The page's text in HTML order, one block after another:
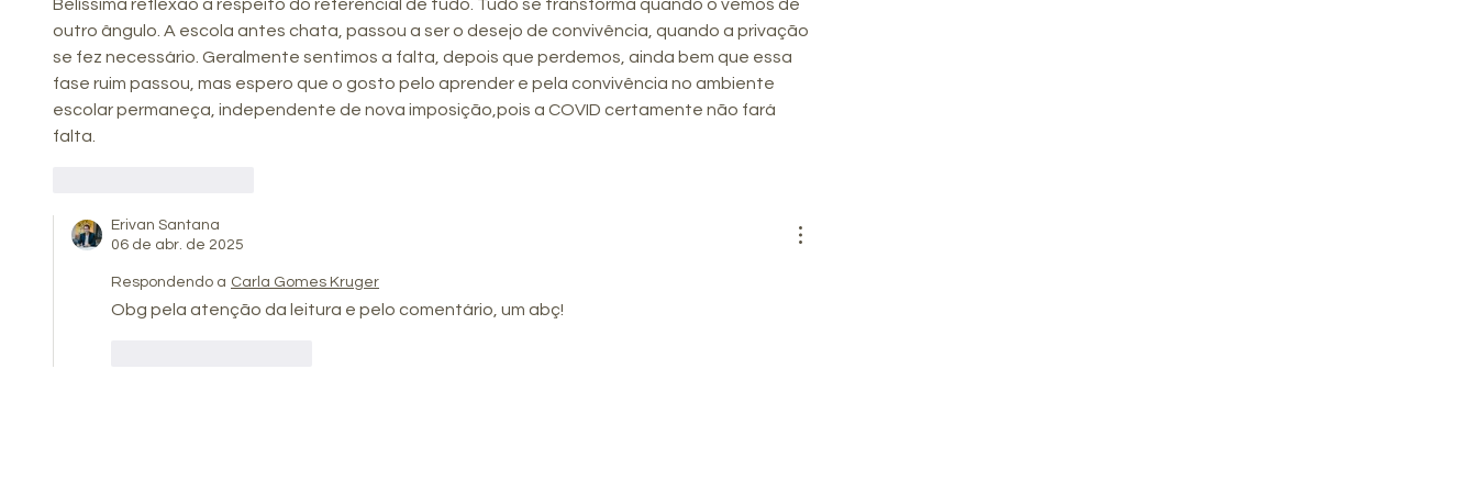
Belíssima reflexão a respeito do referencial de tudo. Tudo se transforma quando o vemos de
outro ângulo. A escola antes chata, passou a ser o desejo de convivência, quando a privação
se fez necessário. Geralmente sentimos a falta, depois que perdemos, ainda bem que essa
fase ruim passou, mas espero que o gosto pelo aprender e pela convivência no ambiente
escolar permaneça, independente de nova imposição,pois a COVID certamente não fará
falta.
Erivan Santana
06 de abr. de 2025
Respondendo a Carla Gomes Kruger
Obg pela atenção da leitura e pelo comentário, um abç!